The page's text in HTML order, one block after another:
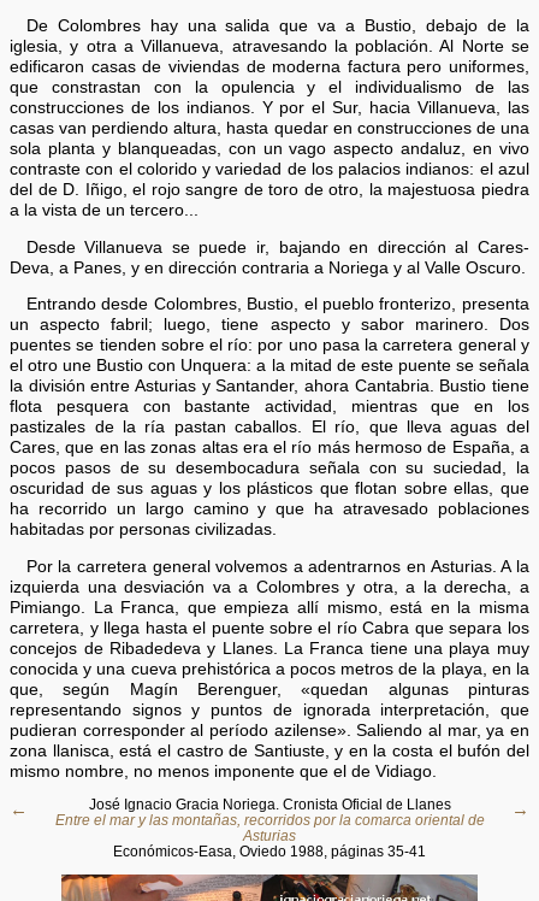
De Colombres hay una salida que va a Bustio, debajo de la
iglesia, y otra a Villanueva, atravesando la población. Al Norte se
edificaron casas de viviendas de moderna factura pero uniformes,
que constrastan con la opulencia y el individualismo de las
construcciones de los indianos. Y por el Sur, hacia Villanueva, las
casas van perdiendo altura, hasta quedar en construcciones de una
sola planta y blanqueadas, con un vago aspecto andaluz, en vivo
contraste con el colorido y variedad de los palacios indianos: el azul
del de D. Iñigo, el rojo sangre de toro de otro, la majestuosa piedra
a la vista de un tercero...
Desde Villanueva se puede ir, bajando en dirección al Cares-
Deva, a Panes, y en dirección contraria a Noriega y al Valle Oscuro.
Entrando desde Colombres, Bustio, el pueblo fronterizo, presenta
un aspecto fabril; luego, tiene aspecto y sabor marinero. Dos
puentes se tienden sobre el río: por uno pasa la carretera general y
el otro une Bustio con Unquera: a la mitad de este puente se señala
la división entre Asturias y Santander, ahora Cantabria. Bustio tiene
flota pesquera con bastante actividad, mientras que en los
pastizales de la ría pastan caballos. El río, que lleva aguas del
Cares, que en las zonas altas era el río más hermoso de España, a
pocos pasos de su desembocadura señala con su suciedad, la
oscuridad de sus aguas y los plásticos que flotan sobre ellas, que
ha recorrido un largo camino y que ha atravesado poblaciones
habitadas por personas civilizadas.
Por la carretera general volvemos a adentrarnos en Asturias. A la
izquierda una desviación va a Colombres y otra, a la derecha, a
Pimiango. La Franca, que empieza allí mismo, está en la misma
carretera, y llega hasta el puente sobre el río Cabra que separa los
concejos de Ribadedeva y Llanes. La Franca tiene una playa muy
conocida y una cueva prehistórica a pocos metros de la playa, en la
que, según Magín Berenguer, «quedan algunas pinturas
representando signos y puntos de ignorada interpretación, que
pudieran corresponder al período azilense». Saliendo al mar, ya en
zona llanisca, está el castro de Santiuste, y en la costa el bufón del
mismo nombre, no menos imponente que el de Vidiago.
← →
José Ignacio Gracia Noriega. Cronista Oficial de Llanes
Entre el mar y las montañas, recorridos por la comarca oriental de
Asturias
Económicos-Easa, Oviedo 1988, páginas 35-41